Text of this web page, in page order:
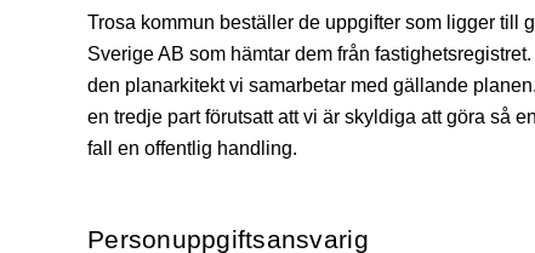
Trosa kommun beställer de uppgifter som ligger till
Sverige AB som hämtar dem från
den planarkitekt vi samarbetar med gällande
en tredje part förutsatt att vi är skyldiga att göra så
fall en offentlig handling.
Personuppgiftsansvarig